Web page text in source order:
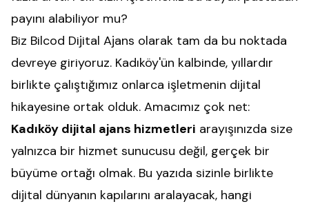
payını alabiliyor mu?
Biz Bilcod Dijital Ajans olarak tam da bu noktada
devreye giriyoruz. Kadıköy'ün kalbinde, yıllardır
birlikte çalıştığımız onlarca işletmenin dijital
hikayesine ortak olduk. Amacımız çok net:
Kadıköy dijital ajans hizmetleri arayışınızda size
yalnızca bir hizmet sunucusu değil, gerçek bir
büyüme ortağı olmak. Bu yazıda sizinle birlikte
dijital dünyanın kapılarını aralayacak, hangi